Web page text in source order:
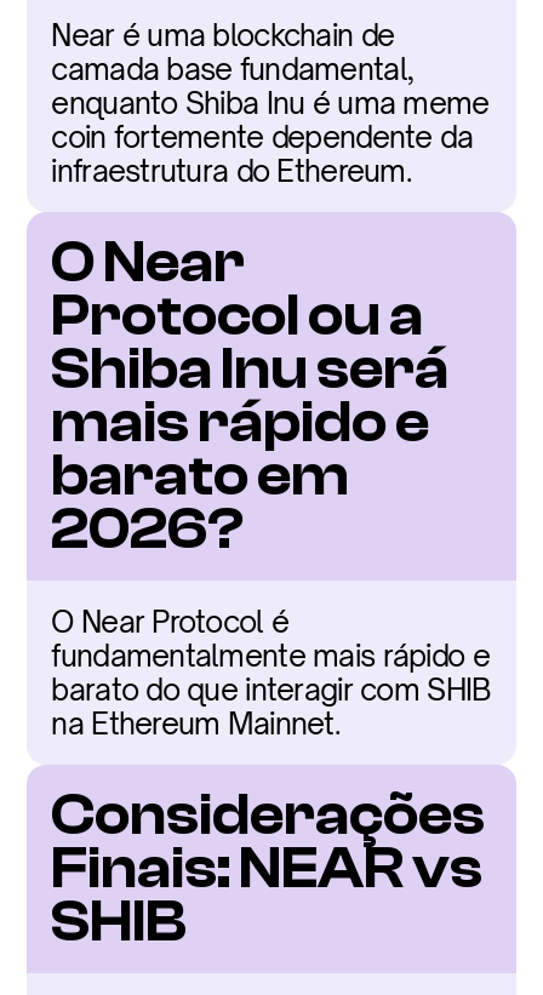
Near é uma blockchain de
camada base fundamental,
enquanto Shiba Inu é uma meme
coin fortemente dependente da
infraestrutura do Ethereum.
O Near
Protocol ou a
Shiba Inu será
mais rápido e
barato em
2026?
O Near Protocol é
fundamentalmente mais rápido e
barato do que interagir com SHIB
na Ethereum Mainnet.
Considerações
Finais: NEAR vs
SHIB